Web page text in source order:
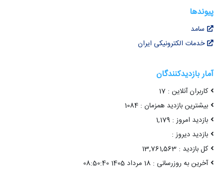
پیوندها
سامد
خدمات الکترونیکی ایران
آمار بازدیدکنندگان
کاربران آنلاین : 17
بیشترین بازدید همزمان : 1084
بازدید امروز : 1,179
بازدید دیروز :
کل بازدید : 13,761,563
آخرین به روزرسانی : 18 مرداد 1405 08:50:40